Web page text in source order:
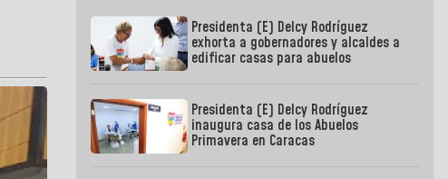
Presidenta (E) Delcy Rodríguez
exhorta a gobernadores y alcaldes a
edificar casas para abuelos
Presidenta (E) Delcy Rodríguez
inaugura casa de los Abuelos
Primavera en Caracas